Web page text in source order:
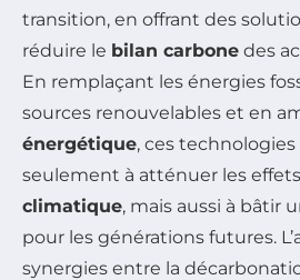
transition, en offrant des
réduire le bilan carbone des
En remplaçant les énergies
sources renouvelables et en
énergétique, ces
seulement à atténuer les
climatique, mais aussi à bâtir
pour les générations futures.
synergies entre la